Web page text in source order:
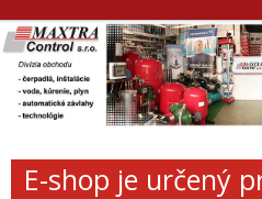
E-shop je určený